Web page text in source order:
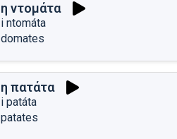
η ντομάτα
i ntomáta
domates
η πατάτα
i patáta
patates